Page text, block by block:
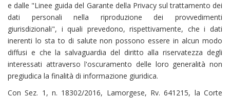
e dalle "Linee guida del Garante della Privacy sul trattamento dei
dati personali nella riproduzione dei provvedimenti
giurisdizionali", i quali prevedono, rispettivamente, che i dati
inerenti lo sta to di salute non possono essere in alcun modo
diffusi e che la salvaguardia del diritto alla riservatezza degli
interessati attraverso l'oscuramento delle loro generalità non
pregiudica la finalità di informazione giuridica.
Con Sez. 1, n. 18302/2016, Lamorgese, Rv. 641215, la Corte